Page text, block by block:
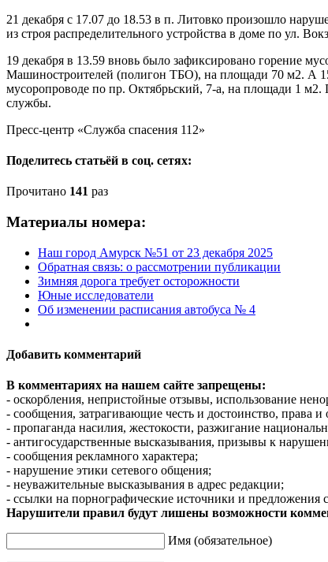
21 декабря с 17.07 до 18.53 в п. Литовко произошло
из строя распределительного устройства в доме по ул.
19 декабря в 13.59 вновь было зафиксировано горение
Машиностроителей (полигон ТБО), на площади 70 м2. А
мусоропроводе по пр. Октябрьский, 7-а, на площади 1
службы.
Пресс-центр «Служба спасения 112»
Поделитесь статьёй в соц. сетях:
Прочитано 141 раз
Материалы номера:
Наш город Амурск №51 от 23 декабря 2025
Обратная связь: о рассмотрении публикации
Зимняя дорога требует осторожности
Юные исследователи
Об изменении расписания автобуса № 4
Добавить комментарий
В комментариях на нашем сайте запрещены:
- оскорбления, непристойные отзывы, использование
- сообщения, затрагивающие честь и достоинство, права
- пропаганда насилия, жестокости, разжигание
- антигосударственные высказывания, призывы к
- сообщения рекламного характера;
- нарушение этики сетевого общения;
- неуважительные высказывания в адрес редакции;
- ссылки на порнографические источники и предложения
Нарушители правил будут лишены возможности
Имя (обязательное)